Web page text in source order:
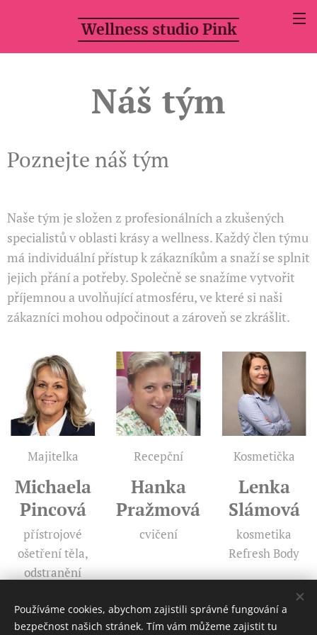
Wellness studio Pink
Náš tým
Poznejte náš tým
Naše tým je složen z profesionálních a zkušených
specialistů v oblasti krásy a wellness. Každý člen týmu
má individuální přístup k zákazníkům a snaží se splnit
jejich přání a potřeby. Společně se snažíme vytvořit
příjemnou a uvolňující atmosféru, ve které si naši
zákazníci mohou odpočinout a zároveň se zkrášlit.
Majitelka
Michaela
Pincová
přístrojové
ošetření těla,
odstranění
Recepční
Hanka
Pražmová
cvičení
Kosmetička
Lenka
Slámová
kosmetika
Refresh Body
Používáme cookies, abychom zajistili správné fungování a
bezpečnost našich stránek. Tím vám můžeme zajistit tu